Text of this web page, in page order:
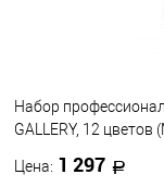
Набор
GALLERY, 12
Цена: 1 297